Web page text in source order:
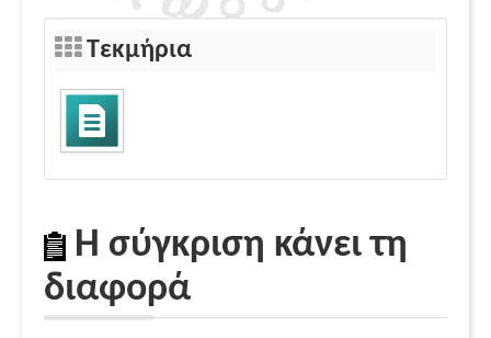
Τεκμήρια
Η σύγκριση κάνει τη
διαφορά